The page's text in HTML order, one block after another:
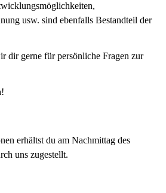
usw. sind ebenfalls Bestandteil der
dir gerne für persönliche Fragen zur
erhältst du am Nachmittag des
uns zugestellt.